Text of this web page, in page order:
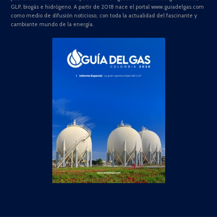
GLP, biogás e hidrógeno. A partir de 2018 nace el portal www.guiadelgas.com
como medio de difusión noticioso, con toda la actualidad del fascinante y
cambiante mundo de la energía.